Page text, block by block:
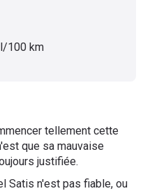
100 km
tellement cette
que sa mauvaise
justifiée.
Satis n'est pas fiable, ou